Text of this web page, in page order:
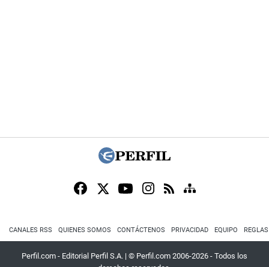
CANALES RSS QUIENES SOMOS CONTÁCTENOS PRIVACIDAD EQUIPO
Perfil.com - Editorial Perfil S.A. | © Perfil.com 2006-2026 - Todos los